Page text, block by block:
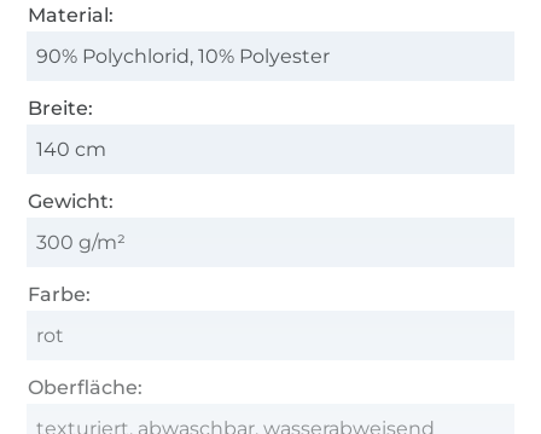
Material:
90% Polychlorid, 10% Polyester
Breite:
140 cm
Gewicht:
300 g/m²
Farbe:
rot
Oberfläche:
texturiert, abwaschbar, wasserabweisend